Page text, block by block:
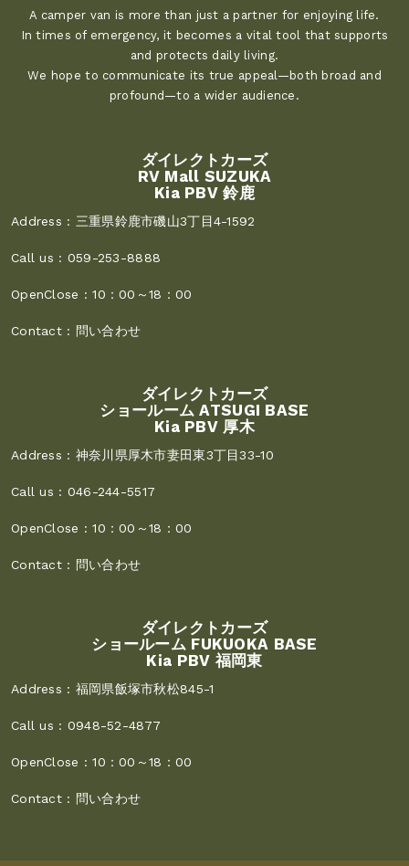
A camper van is more than just a partner for enjoying life.
In times of emergency, it becomes a vital tool that supports
and protects daily living.
We hope to communicate its true appeal—both broad and
profound—to a wider audience.
ダイレクトカーズ
RV Mall SUZUKA
Kia PBV 鈴鹿
Address : 三重県鈴鹿市磯山3丁目4-1592
Call us : 059-253-8888
OpenClose :10：00～18：00
Contact : 問い合わせ
ダイレクトカーズ
ショールーム ATSUGI BASE
Kia PBV 厚木
Address : 神奈川県厚木市妻田東3丁目33-10
Call us : 046-244-5517
OpenClose :10：00～18：00
Contact : 問い合わせ
ダイレクトカーズ
ショールーム FUKUOKA BASE
Kia PBV 福岡東
Address : 福岡県飯塚市秋松845-1
Call us : 0948-52-4877
OpenClose :10：00～18：00
Contact : 問い合わせ